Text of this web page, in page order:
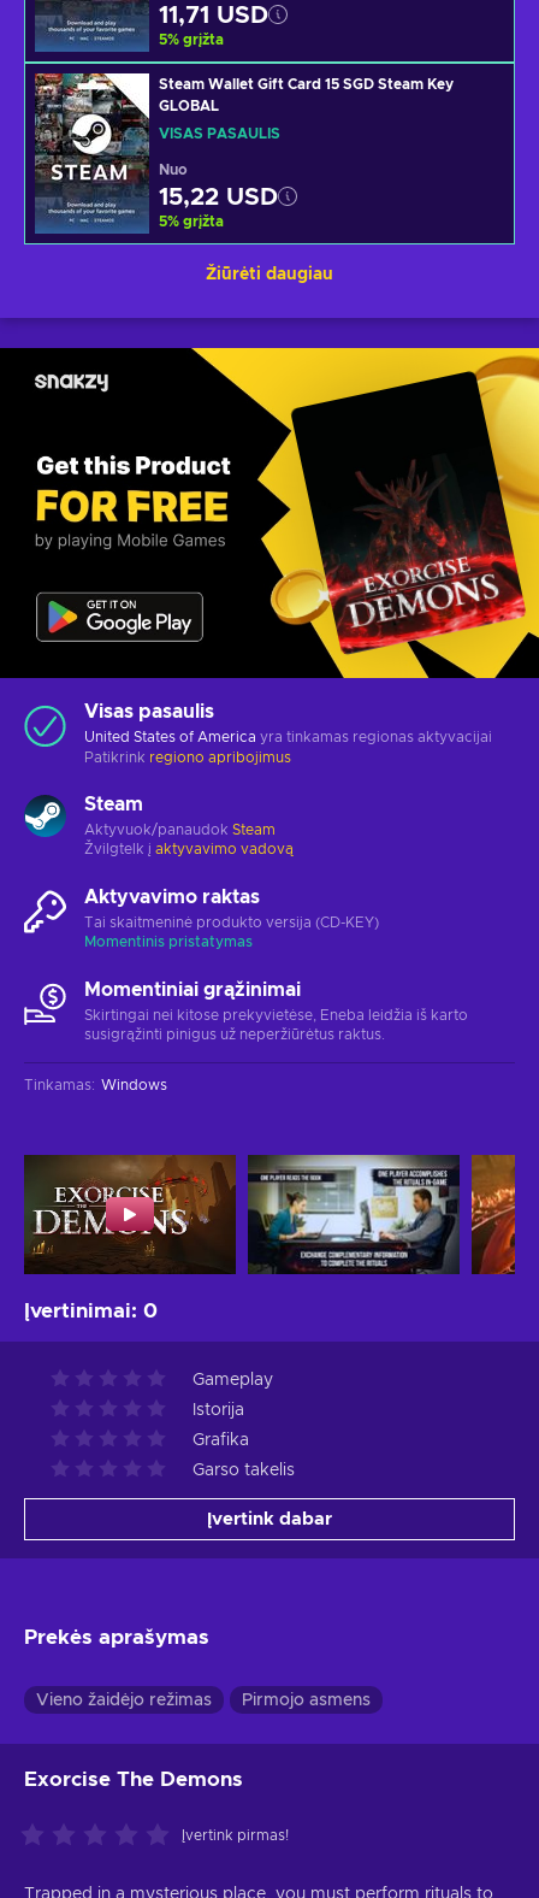
11,71 USD
5% grįžta
Steam Wallet Gift Card 15 SGD Steam Key
GLOBAL
VISAS PASAULIS
Nuo
15,22 USD
5% grįžta
Žiūrėti daugiau
Visas pasaulis
United States of America yra tinkamas regionas aktyvacijai
Patikrink regiono apribojimus
Steam
Aktyvuok/panaudok Steam
Žvilgtelk į aktyvavimo vadovą
Aktyvavimo raktas
Tai skaitmeninė produkto versija (CD-KEY)
Momentinis pristatymas
Momentiniai grąžinimai
Skirtingai nei kitose prekyvietėse, Eneba leidžia iš karto
susigrąžinti pinigus už neperžiūrėtus raktus.
Tinkamas: Windows
Įvertinimai: 0
Gameplay
Istorija
Grafika
Garso takelis
Įvertink dabar
Prekės aprašymas
Vieno žaidėjo režimas Pirmojo asmens
Exorcise The Demons
Įvertink pirmas!
Trapped in a mysterious place, you must perform rituals to